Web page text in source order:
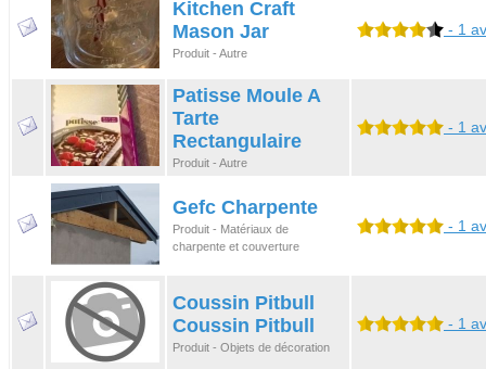
Kitchen Craft
Mason Jar
Produit - Autre
- 1
Patisse Moule A
Tarte
Rectangulaire
Produit - Autre
- 1
Gefc Charpente
Produit - Matériaux de
charpente et couverture
- 1
Coussin Pitbull
Coussin Pitbull
Produit - Objets de décoration
- 1